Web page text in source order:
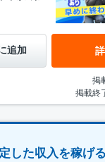
追加
掲
掲載終
した収入を稼げ